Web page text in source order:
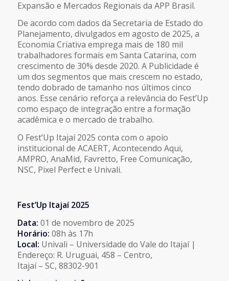
Expansão e Mercados Regionais da APP Brasil.
De acordo com dados da Secretaria de Estado do
Planejamento, divulgados em agosto de 2025, a
Economia Criativa emprega mais de 180 mil
trabalhadores formais em Santa Catarina, com
crescimento de 30% desde 2020. A Publicidade é
um dos segmentos que mais crescem no estado,
tendo dobrado de tamanho nos últimos cinco
anos. Esse cenário reforça a relevância do Fest’Up
como espaço de integração entre a formação
acadêmica e o mercado de trabalho.
O Fest’Up Itajaí 2025 conta com o apoio
institucional de ACAERT, Acontecendo Aqui,
AMPRO, AnaMid, Favretto, Free Comunicação,
NSC, Pixel Perfect e Univali.
Fest’Up Itajaí 2025
Data: 01 de novembro de 2025
Horário: 08h às 17h
Local: Univali – Universidade do Vale do Itajaí |
Endereço: R. Uruguai, 458 – Centro,
Itajaí – SC, 88302-901